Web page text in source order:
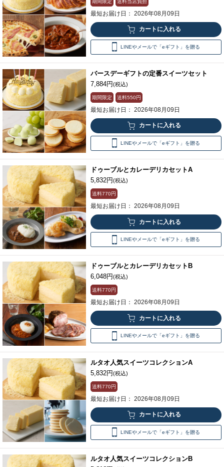
最短お届け日： 2026年08月09日
LINEやメールで「eギフト」を贈る
バースデーギフトの定番スイーツセット
7,884円(税込)
期間限定 送料550円
最短お届け日： 2026年08月09日
LINEやメールで「eギフト」を贈る
ドゥーブルとカレーデリカセットA
5,832円(税込)
送料770円
最短お届け日： 2026年08月09日
LINEやメールで「eギフト」を贈る
ドゥーブルとカレーデリカセットB
6,048円(税込)
送料770円
最短お届け日： 2026年08月09日
LINEやメールで「eギフト」を贈る
ルタオ人気スイーツコレクションA
5,832円(税込)
送料770円
最短お届け日： 2026年08月09日
LINEやメールで「eギフト」を贈る
ルタオ人気スイーツコレクションB